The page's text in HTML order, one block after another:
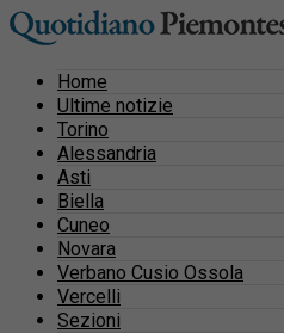
Home
Ultime notizie
Torino
Alessandria
Asti
Biella
Cuneo
Novara
Verbano Cusio Ossola
Vercelli
Sezioni